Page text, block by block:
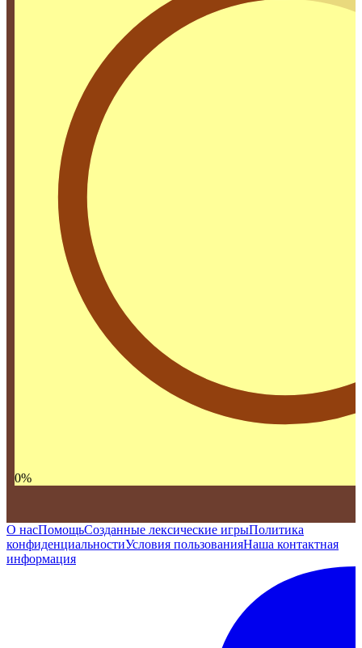
0%
О насПомощьСозданные лексические игрыПолитика
конфиденциальностиУсловия пользованияНаша контактная
информация